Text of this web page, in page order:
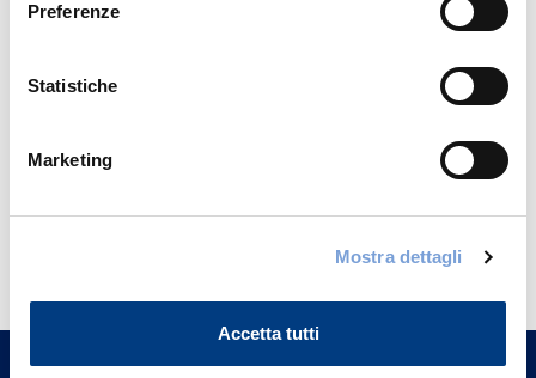
Preferenze
Statistiche
Marketing
Mostra dettagli
Accetta tutti
un nostro Agente.